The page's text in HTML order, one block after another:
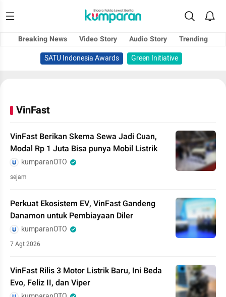
Breaking News Video Story Audio Story
Trending
SATU Indonesia Awards
Green Initiative
VinFast
VinFast Berikan Skema Sewa Jadi Cuan,
Modal Rp 1 Juta Bisa punya Mobil Listrik
kumparanOTO
sejam
Perkuat Ekosistem EV, VinFast Gandeng
Danamon untuk Pembiayaan Diler
kumparanOTO
7 Agt 2026
VinFast Rilis 3 Motor Listrik Baru, Ini Beda
Evo, Feliz II, dan Viper